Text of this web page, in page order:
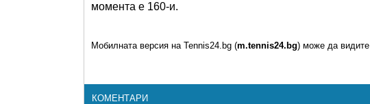
момента е 160-и.
Мобилната версия на Tennis24.bg (m.tennis24.bg) може да видите
КОМЕНТАРИ